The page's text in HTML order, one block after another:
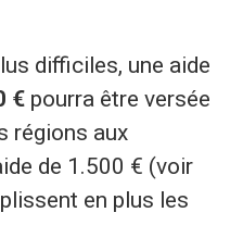
difficiles, une aide
€ pourra être versée
régions aux
de 1.500 € (voir
en plus les